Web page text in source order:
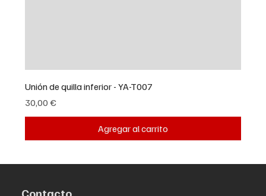
Unión de quilla inferior - YA-T007
Precio
30,00 €
Agregar al carrito